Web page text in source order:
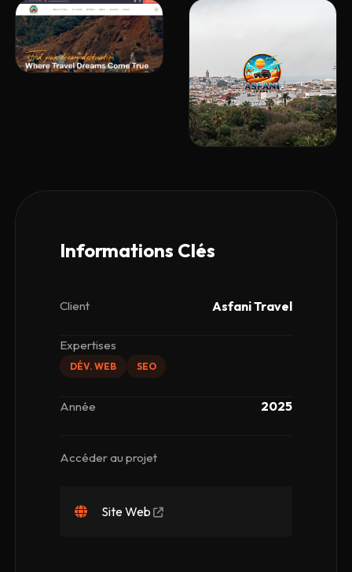
Informations Clés
Client Asfani Travel
Expertises
DÉV. WEB SEO
Année 2025
Accéder au projet
Site Web